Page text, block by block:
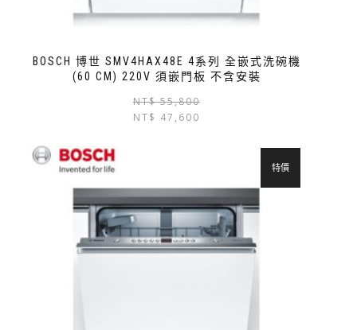
BOSCH 博世 SMV4HAX48E 4系列 全嵌式洗碗機
(60 CM) 220V 須嵌門板 不含安裝
NT$55,800
NT$ 47,600
特價